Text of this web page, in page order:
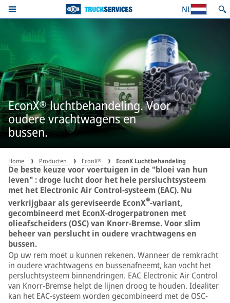
NL
EconX® luchtbehandeling. Voor
oudere vrachtwagens en
bussen.
Home Producten EconX® EconX Luchtbehandeling
De beste keuze voor voertuigen in de "bloei van hun
leven" : droge lucht door het hele persluchtsysteem
met het Electronic Air Control-systeem (EAC). Nu
verkrijgbaar als gereviseerde EconX®-variant,
gecombineerd met EconX-drogerpatronen met
olieafscheiders (OSC) van Knorr-Bremse. Voor slim
beheer van perslucht in oudere vrachtwagens en
bussen.
Op uw rem moet u kunnen rekenen. Wanneer de remkracht
in oudere vrachtwagens en bussenafneemt, kan vocht het
persluchtsysteem binnendringen. EAC Electronic Air Control
van Knorr-Bremse helpt de lijnen droog te houden. Idealiter
kan het EAC-systeem worden gecombineerd met de OSC-